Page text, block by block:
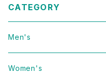
CATEGORY
Men's
Vintage
Women's